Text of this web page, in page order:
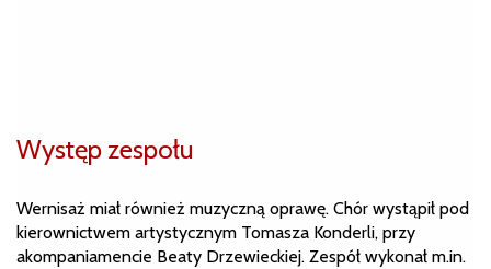
Występ zespołu
Wernisaż miał również muzyczną oprawę. Chór wystąpił pod
kierownictwem artystycznym Tomasza Konderli, przy
akompaniamencie Beaty Drzewieckiej. Zespół wykonał m.in.